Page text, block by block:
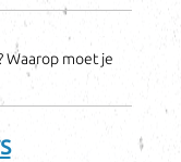
Waarop moet je